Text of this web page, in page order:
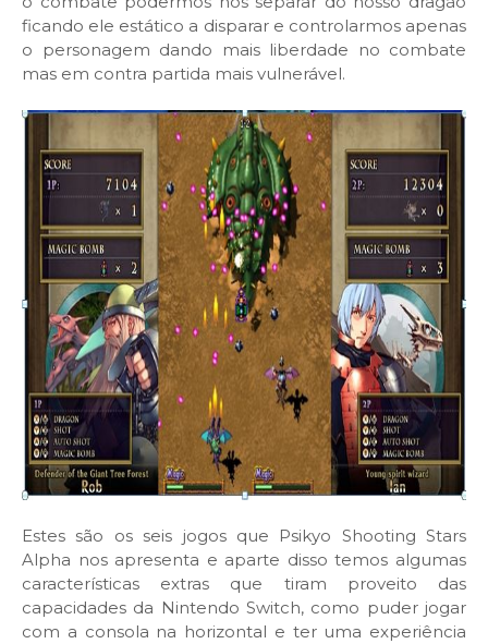
ficando ele estático a disparar e controlarmos apenas
o personagem dando mais liberdade no combate
mas em contra partida mais vulnerável.
Estes são os seis jogos que Psikyo Shooting Stars
Alpha nos apresenta e aparte disso temos algumas
características extras que tiram proveito das
capacidades da Nintendo Switch, como puder jogar
com a consola na horizontal e ter uma experiência